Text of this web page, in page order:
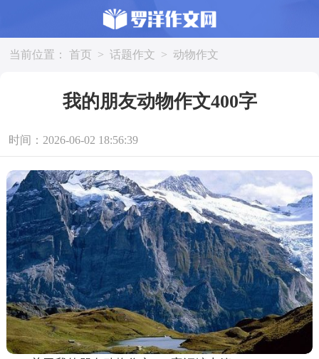
当前位置： 首页 > 话题作文 > 动物作文
我的朋友动物作文400字
时间：2026-06-02 18:56:39